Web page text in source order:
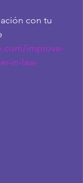
con tu
improve-
in-law-